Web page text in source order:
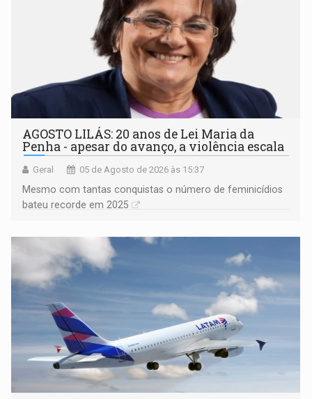
AGOSTO LILÁS: 20 anos de Lei Maria da
Penha - apesar do avanço, a violência escala
Geral 05 de Agosto de 2026 às 15:37
Mesmo com tantas conquistas o número de feminicídios
bateu recorde em 2025